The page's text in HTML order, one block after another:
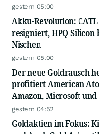
gestern 05:00
Akku-Revolution:
resigniert, HPQ Silicon
Nischen
gestern 05:00
Der neue Goldrausch
profitiert American
Amazon, Microsoft und
gestern 04:52
Goldaktien im Fokus: